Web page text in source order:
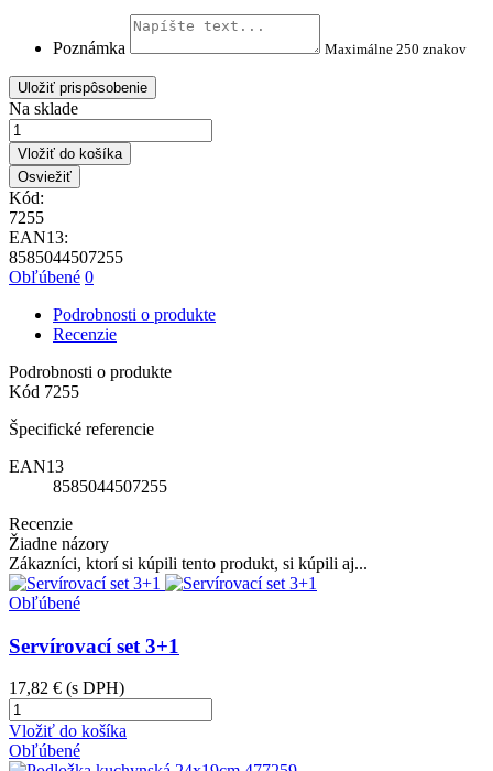
Poznámka Maximálne 250 znakov
Uložiť prispôsobenie
Na sklade
Vložiť do košíka
Kód:
7255
EAN13:
8585044507255
Obľúbené 0
Podrobnosti o produkte
Recenzie
Podrobnosti o produkte
Kód 7255
Špecifické referencie
EAN13
8585044507255
Recenzie
Žiadne názory
Zákazníci, ktorí si kúpili tento produkt, si kúpili aj...
Obľúbené
Servírovací set 3+1
17,82 € (s DPH)
Vložiť do košíka
Obľúbené